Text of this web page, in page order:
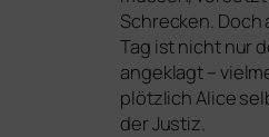
Schrecken. Doch
Tag ist nicht nur
ange­klagt –
plötz­lich Alice
der Justiz.